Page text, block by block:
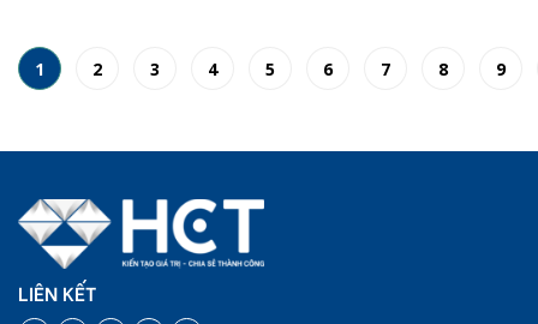
1 2 3 4 5 6 7 8 9
LIÊN KẾT